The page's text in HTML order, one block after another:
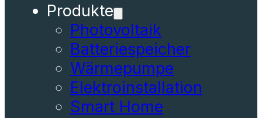
Produkte
Photovoltaik
Batteriespeicher
Wärmepumpe
Elektroinstallation
Smart Home